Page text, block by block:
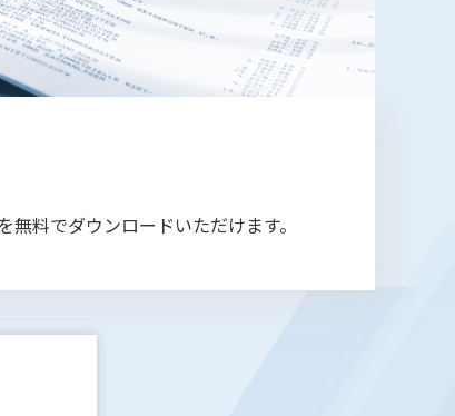
料でダウンロードいただけます。